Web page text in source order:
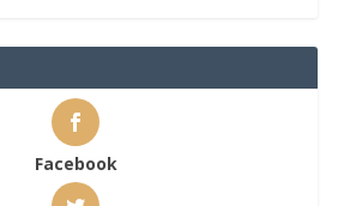
Facebook